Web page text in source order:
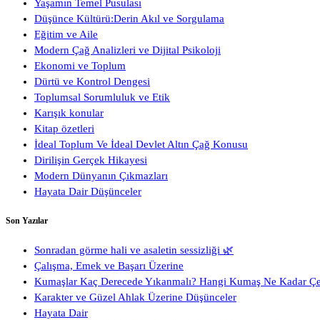
Yaşamın Temel Pusulası
Düşünce Kültürü:Derin Akıl ve Sorgulama
Eğitim ve Aile
Modern Çağ Analizleri ve Dijital Psikoloji
Ekonomi ve Toplum
Dürtü ve Kontrol Dengesi
Toplumsal Sorumluluk ve Etik
Karışık konular
Kitap özetleri
İdeal Toplum Ve İdeal Devlet Altın Çağ Konusu
Dirilişin Gerçek Hikayesi
Modern Dünyanın Çıkmazları
Hayata Dair Düşünceler
Son Yazılar
Sonradan görme hali ve asaletin sessizliği 🌿
Çalışma, Emek ve Başarı Üzerine
Kumaşlar Kaç Derecede Yıkanmalı? Hangi Kumaş Ne Kadar
Karakter ve Güzel Ahlak Üzerine Düşünceler
Hayata Dair